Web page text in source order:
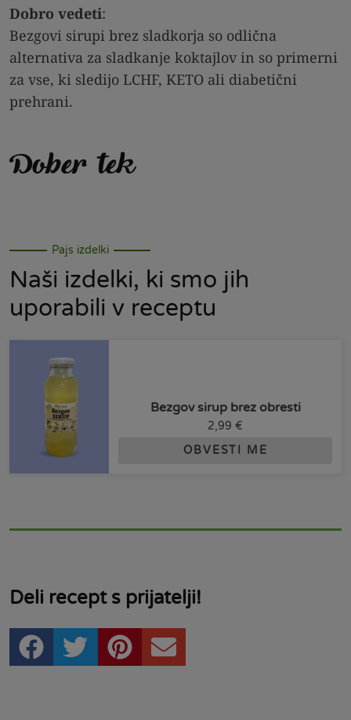
Dobro vedeti:
Bezgovi sirupi brez sladkorja so odlična
alternativa za sladkanje koktajlov in so primerni
za vse, ki sledijo LCHF, KETO ali diabetični
prehrani.
Dober tek
Pajs izdelki
Naši izdelki, ki smo jih
uporabili v receptu
Bezgov sirup brez obresti
2,99€
OBVESTI ME
Deli recept s prijatelji!